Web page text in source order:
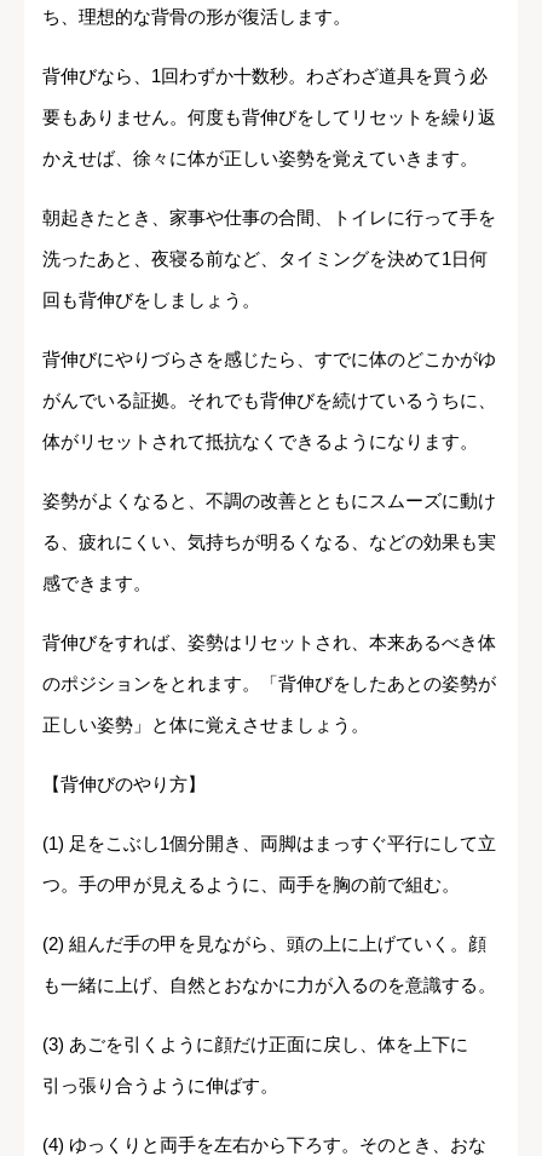
ち、理想的な背骨の形が復活します。
背伸びなら、1回わずか十数秒。わざわざ道具を買う必
要もありません。何度も背伸びをしてリセットを繰り返
かえせば、徐々に体が正しい姿勢を覚えていきます。
朝起きたとき、家事や仕事の合間、トイレに行って手を
洗ったあと、夜寝る前など、タイミングを決めて1日何
回も背伸びをしましょう。
背伸びにやりづらさを感じたら、すでに体のどこかがゆ
がんでいる証拠。それでも背伸びを続けているうちに、
体がリセットされて抵抗なくできるようになります。
姿勢がよくなると、不調の改善とともにスムーズに動け
る、疲れにくい、気持ちが明るくなる、などの効果も実
感できます。
背伸びをすれば、姿勢はリセットされ、本来あるべき体
のポジションをとれます。「背伸びをしたあとの姿勢が
正しい姿勢」と体に覚えさせましょう。
【背伸びのやり方】
(1) 足をこぶし1個分開き、両脚はまっすぐ平行にして立
つ。手の甲が見えるように、両手を胸の前で組む。
(2) 組んだ手の甲を見ながら、頭の上に上げていく。顔
も一緒に上げ、自然とおなかに力が入るのを意識する。
(3) あごを引くように顔だけ正面に戻し、体を上下に
引っ張り合うように伸ばす。
(4) ゆっくりと両手を左右から下ろす。そのとき、おな